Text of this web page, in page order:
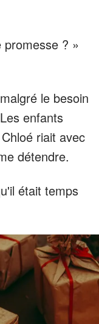
? »
le besoin
enfants
riait avec
détendre.
était temps